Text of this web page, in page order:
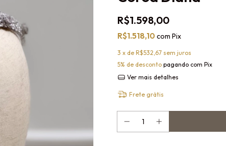
R$1.598,00
R$1.518,10 com Pix
3 x de R$532,67 sem juros
5% de desconto pagando com Pix
Ver mais detalhes
Frete grátis